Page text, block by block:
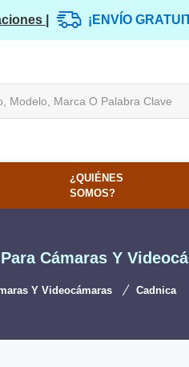
| ¡ENVÍO
¿QUIÉNES
SOMOS?
Cámaras Y
Y Videocámaras Cadnica